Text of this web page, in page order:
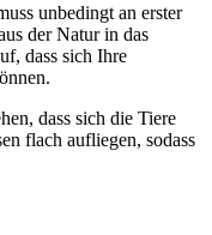
unbedingt an erster
der Natur in das
dass sich Ihre
dass sich die Tiere
flach aufliegen, sodass